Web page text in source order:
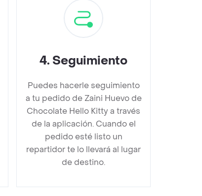
4. Seguimiento
Puedes hacerle seguimiento
a tu pedido de Zaini Huevo de
Chocolate Hello Kitty a través
de la aplicación. Cuando el
pedido esté listo un
repartidor te lo llevará al lugar
de destino.